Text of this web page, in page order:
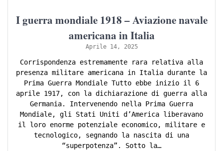
I guerra mondiale 1918 – Aviazione navale
americana in Italia
Aprile 14, 2025
Corrispondenza estremamente rara relativa alla
presenza militare americana in Italia durante la
Prima Guerra Mondiale Tutto ebbe inizio il 6
aprile 1917, con la dichiarazione di guerra alla
Germania. Intervenendo nella Prima Guerra
Mondiale, gli Stati Uniti d’America liberavano
il loro enorme potenziale economico, militare e
tecnologico, segnando la nascita di una
“superpotenza”. Sotto la…